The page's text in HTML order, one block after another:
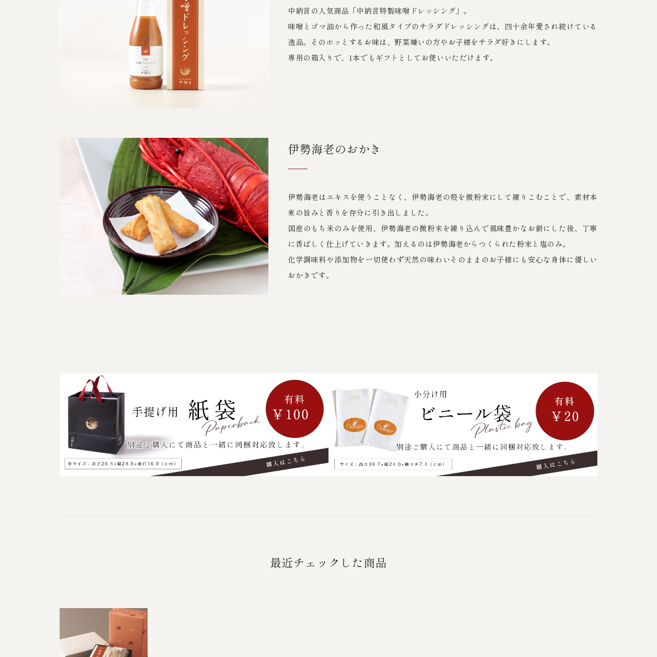
中納言の人気商品「中納言特製味噌ドレッシング」。
味噌とゴマ油から作った和風タイプのサラダドレッシングは、四十余年愛され続けている
逸品。そのホッとするお味は、野菜嫌いの方やお子様をサラダ好きにします。
専用の箱入りで、1本でもギフトとしてお使いいただけます。
伊勢海老のおかき
伊勢海老はエキスを使うことなく、伊勢海老の殻を微粉末にして練りこむことで、素材本
来の旨みと香りを存分に引き出しました。
国産のもち米のみを使用、伊勢海老の微粉末を練り込んで風味豊かなお餅にした後、丁寧
に香ばしく仕上げていきます。加えるのは伊勢海老からつくられた粉末と塩のみ。
化学調味料や添加物を一切使わず天然の味わいそのままのお子様にも安心な身体に優しい
おかきです。
最近チェックした商品